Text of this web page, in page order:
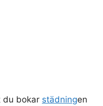
du bokar städningen